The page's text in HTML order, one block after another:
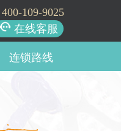
400-109-9025
在线客服
连锁路线